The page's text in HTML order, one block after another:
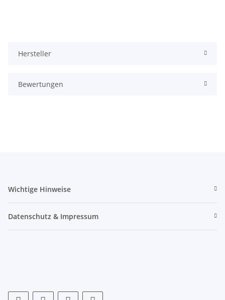
Hersteller
Bewertungen
Wichtige Hinweise
Datenschutz & Impressum